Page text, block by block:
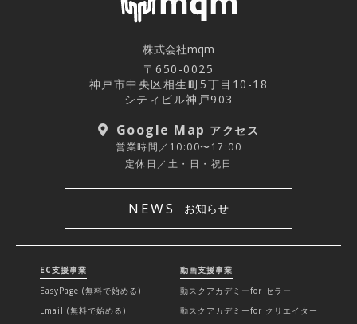
株式会社mqm
〒650-0025
神戸市中央区相生町5丁目10-18
シティビル神戸903
Google Map アクセス
営業時間／10:00〜17:00
定休日／土・日・祝日
NEWS お知らせ
EC支援事業
EasyPage (無料で始める)
Lmail (無料で始める)
動画支援事業
動スクアカデミーfor セラー
動スクアカデミーfor クリエイター